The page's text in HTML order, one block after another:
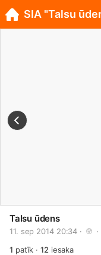
Talsu ūdens
11. sep 2014 20:34 · ·
1 patīk ·12 iesaka